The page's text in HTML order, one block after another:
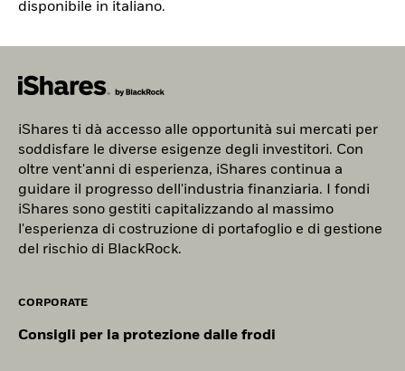
disponibile in italiano.
iShares ti dà accesso alle opportunità sui mercati per
soddisfare le diverse esigenze degli investitori. Con
oltre vent'anni di esperienza, iShares continua a
guidare il progresso dell'industria finanziaria. I fondi
iShares sono gestiti capitalizzando al massimo
l'esperienza di costruzione di portafoglio e di gestione
del rischio di BlackRock.
CORPORATE
Consigli per la protezione dalle frodi